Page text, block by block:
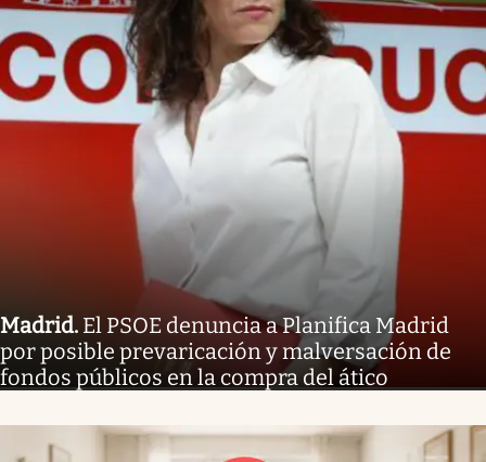
Madrid. El PSOE denuncia a Planifica Madrid
por posible prevaricación y malversación de
fondos públicos en la compra del ático